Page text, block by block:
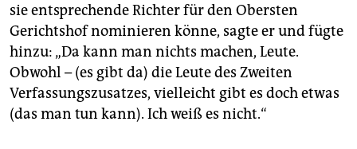
sie entsprechende Richter für den Obersten
Gerichtshof nominieren könne, sagte er und fügte
hinzu: „Da kann man nichts machen, Leute.
Obwohl – (es gibt da) die Leute des Zweiten
Verfassungszusatzes, vielleicht gibt es doch etwas
(das man tun kann). Ich weiß es nicht.“